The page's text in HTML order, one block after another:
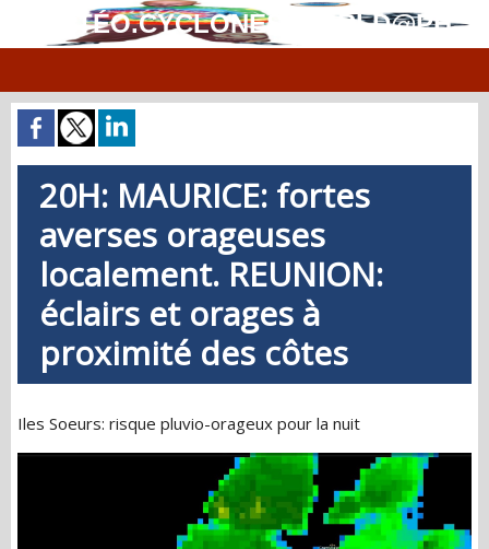
MÉTÉO.CYCLONES.WORLD@PH
20H: MAURICE: fortes
averses orageuses
localement. REUNION:
éclairs et orages à
proximité des côtes
Iles Soeurs: risque pluvio-orageux pour la nuit